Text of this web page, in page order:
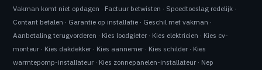
Vakman komt niet opdagen · Factuur betwisten · Spoedtoeslag redelijk ·
Contant betalen · Garantie op installatie · Geschil met vakman ·
Aanbetaling terugvorderen · Kies loodgieter · Kies elektricien · Kies cv-
monteur · Kies dakdekker · Kies aannemer · Kies schilder · Kies
warmtepomp-installateur · Kies zonnepanelen-installateur · Nep